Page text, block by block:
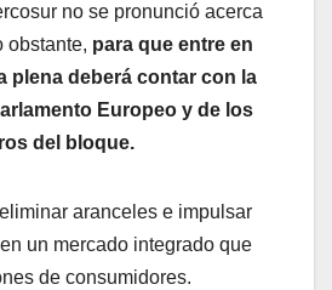
no se pronunció acerca
obstante, para que entre en
plena deberá contar con la
Europeo y de los
del bloque.
aranceles e impulsar
un mercado integrado que
de consumidores.